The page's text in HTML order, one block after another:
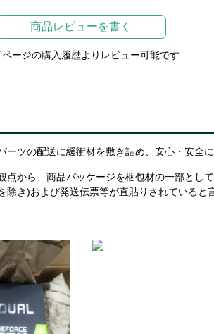
商品レビューを書く
ページの購入履歴よりレビュー可能です
ツの配送に緩衝材を敷き詰め、安心・安全
から、商品パッケージを梱包材の一部とし
き)および発送伝票等が直貼りされている